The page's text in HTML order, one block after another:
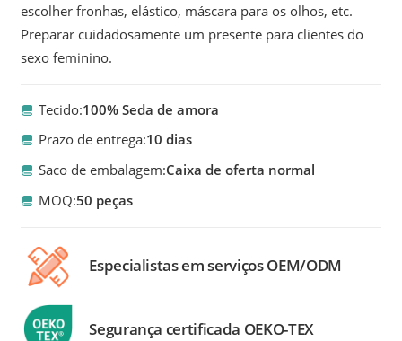
escolher fronhas, elástico, máscara para os olhos, etc.
Preparar cuidadosamente um presente para clientes do
sexo feminino.
Tecido:100% Seda de amora
Prazo de entrega:10 dias
Saco de embalagem:Caixa de oferta normal
MOQ:50 peças
Especialistas em serviços OEM/ODM
Segurança certificada OEKO-TEX